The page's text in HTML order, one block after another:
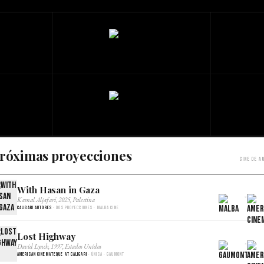
proyecciones Cine de
With Hasan in Gaza
Kamal Aljafari, 2025, Palestina
Caligari Autores · Dos proyecciones · Malba Cine
×
Lost Highway
David Lynch, 1997, Estados Unidos
American Cinemateque at Caligari · Única · Gaumont
×